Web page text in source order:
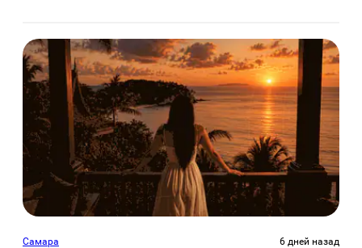
Самара 6 дней назад